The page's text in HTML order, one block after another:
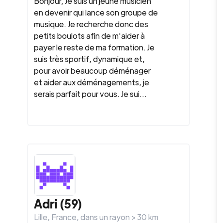
en devenir qui lance son groupe de
musique. Je recherche donc des
petits boulots afin de m'aider à
payer le reste de ma formation. Je
suis très sportif, dynamique et,
pour avoir beaucoup déménager
et aider aux déménagements, je
serais parfait pour vous. Je sui...
Adri (59)
Lille, France, dans un rayon >30km